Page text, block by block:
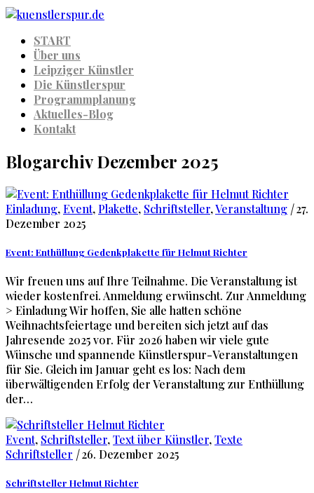
START
Über uns
Leipziger Künstler
Die Künstlerspur
Programmplanung
Aktuelles-Blog
Kontakt
Blogarchiv Dezember 2025
Einladung,Event, Plakette, Schriftsteller,Veranstaltung | 27.
Dezember 2025
Event: Enthüllung Gedenkplakette für Helmut Richter
Wir freuen uns auf Ihre Teilnahme. Die Veranstaltung ist
wieder kostenfrei. Anmeldung erwünscht. Zur Anmeldung
> Einladung Wir hoffen, Sie alle hatten schöne
Weihnachtsfeiertage und bereiten sich jetzt auf das
Jahresende 2025 vor. Für 2026 haben wir viele gute
Wünsche und spannende Künstlerspur-Veranstaltungen
für Sie. Gleich im Januar geht es los: Nach dem
überwältigenden Erfolg der Veranstaltung zur Enthüllung
der…
Event, Schriftsteller,Text über Künstler,Texte
Schriftsteller | 26. Dezember 2025
Schriftsteller Helmut Richter